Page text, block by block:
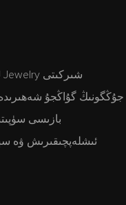
جۇڭگونىڭ گۇاڭجۇ
بازىسى
ئىشلەپچىقىرىش ۋە